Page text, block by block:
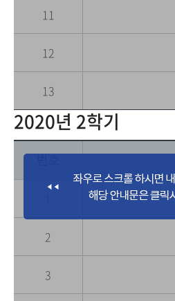
11
12
13
2020년 2학기
번호
2
3